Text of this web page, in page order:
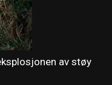
av støy